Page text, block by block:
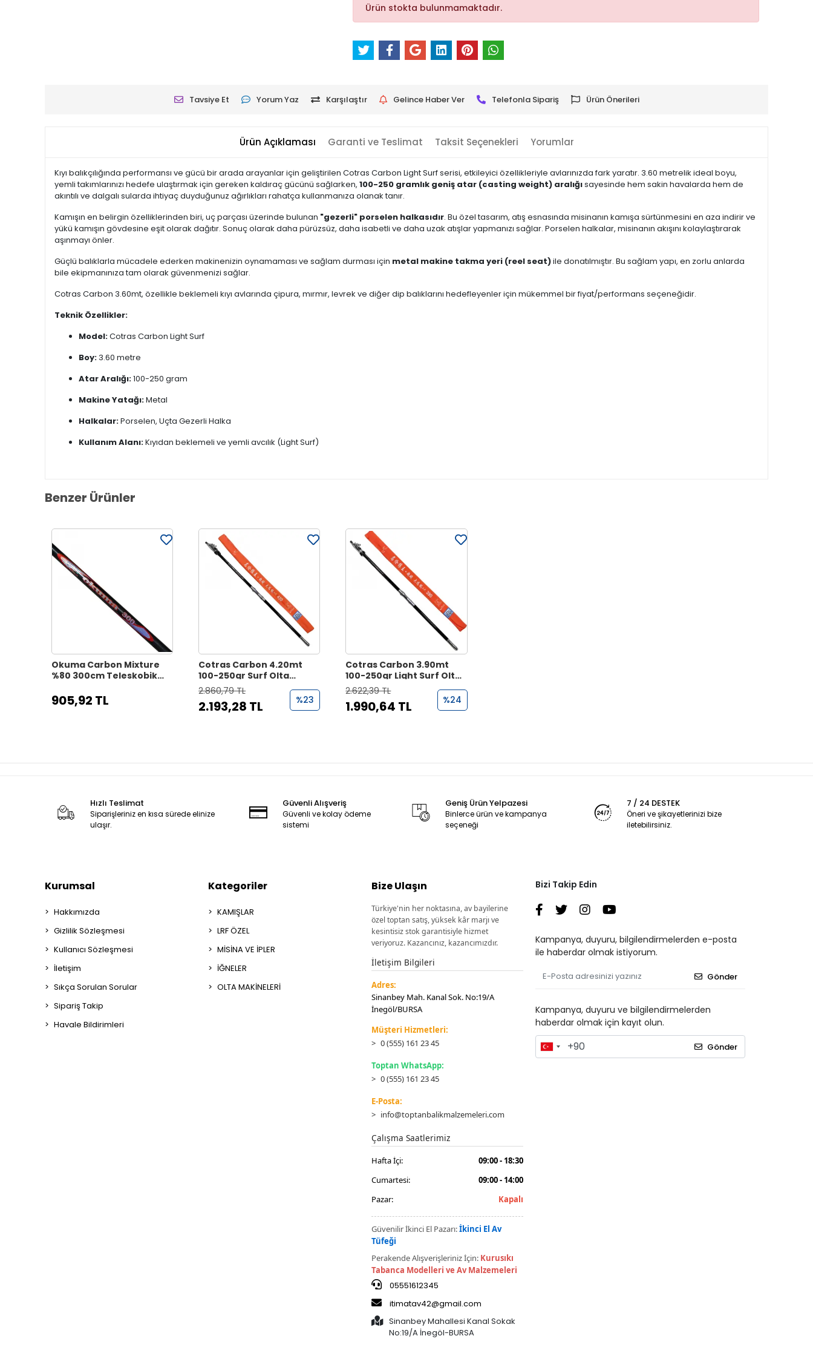
Ürün stokta bulunmamaktadır.
Tavsiye Et Yorum Yaz Karşılaştır Gelince Haber Ver Telefonla Sipariş Ürün Önerileri
Ürün Açıklaması Garanti ve Teslimat Taksit Seçenekleri Yorumlar
Kıyı balıkçılığında performansı ve gücü bir arada arayanlar için geliştirilen Cotras Carbon Light Surf serisi, etkileyici özellikleriyle avlarınızda fark yaratır. 3.60 metrelik ideal boyu,
yemli takımlarınızı hedefe ulaştırmak için gereken kaldıraç gücünü sağlarken, 100-250 gramlık geniş atar (casting weight) aralığısayesinde hem sakin havalarda hem de
akıntılı ve dalgalı sularda ihtiyaç duyduğunuz ağırlıkları rahatça kullanmanıza olanak tanır.
Kamışın en belirgin özelliklerinden biri, uç parçası üzerinde bulunan "gezerli" porselen halkasıdır. Bu özel tasarım, atış esnasında misinanın kamışa sürtünmesini en aza indirir ve
yükü kamışın gövdesine eşit olarak dağıtır. Sonuç olarak daha pürüzsüz, daha isabetli ve daha uzak atışlar yapmanızı sağlar. Porselen halkalar, misinanın akışını kolaylaştırarak
aşınmayı önler.
Güçlü balıklarla mücadele ederken makinenizin oynamaması ve sağlam durması için metal makine takma yeri (reel seat)ile donatılmıştır. Bu sağlam yapı, en zorlu anlarda
bile ekipmanınıza tam olarak güvenmenizi sağlar.
Cotras Carbon 3.60mt, özellikle beklemeli kıyı avlarında çipura, mırmır, levrek ve diğer dip balıklarını hedefleyenler için mükemmel bir fiyat/performans seçeneğidir.
Teknik Özellikler:
Model:Cotras Carbon Light Surf
Boy:3.60 metre
Atar Aralığı:100-250 gram
Makine Yatağı:Metal
Halkalar:Porselen, Uçta Gezerli Halka
Kullanım Alanı:Kıyıdan beklemeli ve yemli avcılık (Light Surf)
Benzer Ürünler
Okuma Carbon Mixture
%80 300cm Teleskobik
905,92 TL
Cotras Carbon 4.20mt
100-250gr Surf Olta
Kamışı
2.860,79 TL
2.193,28 TL %23
Cotras Carbon 3.90mt
100-250gr Light Surf Olta
Kamışı
2.622,39 TL
1.990,64 TL %24
Hızlı Teslimat
Siparişleriniz en kısa sürede elinize
ulaşır.
Güvenli Alışveriş
Güvenli ve kolay ödeme
sistemi
Geniş Ürün Yelpazesi
Binlerce ürün ve kampanya
seçeneği
7 / 24 DESTEK
Öneri ve şikayetlerinizi bize
iletebilirsiniz.
Kurumsal
Hakkımızda
Gizlilik Sözleşmesi
Kullanıcı Sözleşmesi
İletişim
Sıkça Sorulan Sorular
Sipariş Takip
Havale Bildirimleri
Kategoriler
KAMIŞLAR
LRF ÖZEL
MİSİNA VE İPLER
İĞNELER
OLTA MAKİNELERİ
Bize Ulaşın
Türkiye'nin her noktasına, av bayilerine
özel toptan satış, yüksek kâr marjı ve
kesintisiz stok garantisiyle hizmet
veriyoruz. Kazancınız, kazancımızdır.
İletişim Bilgileri
Adres:
Sinanbey Mah. Kanal Sok. No:19/A
İnegöl/BURSA
Müşteri Hizmetleri:
0 (555) 161 23 45
Toptan WhatsApp:
0 (555) 161 23 45
E-Posta:
info@toptanbalikmalzemeleri.com
Çalışma Saatlerimiz
Hafta İçi:
09:00 - 18:30
Cumartesi:
09:00 - 14:00
Pazar:
Kapalı
Güvenilir İkinci El Pazarı:İkinci El Av
Tüfeği
Perakende Alışverişleriniz İçin: Kurusıkı
Tabanca Modelleri ve Av Malzemeleri
05551612345
itimatav42@gmail.com
Sinanbey Mahallesi Kanal Sokak
No:19/A İnegöl-BURSA
Bizi Takip Edin
Kampanya, duyuru, bilgilendirmelerden e-posta
ile haberdar olmak istiyorum.
Gönder
Kampanya, duyuru ve bilgilendirmelerden
haberdar olmak için kayıt olun.
Gönder